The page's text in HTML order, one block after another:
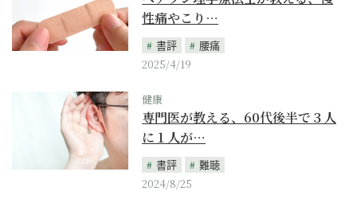
性痛やこり…
書評
腰痛
2025/4/19
健康
専門医が教える、60代後半で３人
に１人が…
書評
難聴
2024/8/25